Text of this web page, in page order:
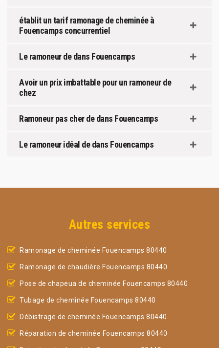
établit un tarif ramonage de cheminée à
Fouencamps concurrentiel
Le ramoneur de dans Fouencamps
Avoir un prix imbattable pour un ramoneur de
chez
Ramoneur pas cher de dans Fouencamps
Le ramoneur idéal de dans Fouencamps
Autres services
Ramonage de cheminée Fouencamps 80440
Ramonage de chaudière Fouencamps 80440
Pose de chapeua de cheminée Fouencamps 80440
Tubage de cheminée Fouencamps 80440
Débistrage de cheminée Fouencamps 80440
Réparation de cheminée Fouencamps 80440